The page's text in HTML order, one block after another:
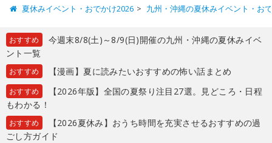
夏休みイベント・おでかけ2026 九州・沖縄の夏休みイベント・お
おすすめ
今週末8/8(土)～8/9(日)開催の九州・沖縄の夏休みイベ
ント一覧
おすすめ 【漫画】夏に読みたいおすすめの怖い話まとめ
おすすめ
【2026年版】全国の夏祭り注目27選。見どころ・日程
もわかる！
おすすめ
【2026夏休み】おうち時間を充実させるおすすめの過
ごし方ガイド